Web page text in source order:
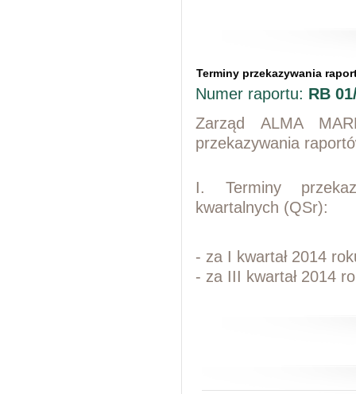
Terminy przekazywania
Numer raportu: RB
Zarząd ALMA
przekazywania
I. Terminy
kwartalnych (QSr):
- za I kwartał 2014
- za III kwartał 2014